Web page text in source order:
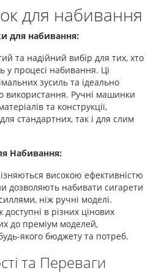
для набивання
для набивання:
та надійний вибір для тих, хто
у процесі набивання. Ці
зусиль та ідеально
використання. Ручні машинки
та конструкції,
стандартних, так і для слим
Набивання:
високою ефективністю
дозволяють набивати сигарети
ніж ручні моделі.
в різних цінових
до преміум моделей,
якого бюджету та потреб.
та Переваги